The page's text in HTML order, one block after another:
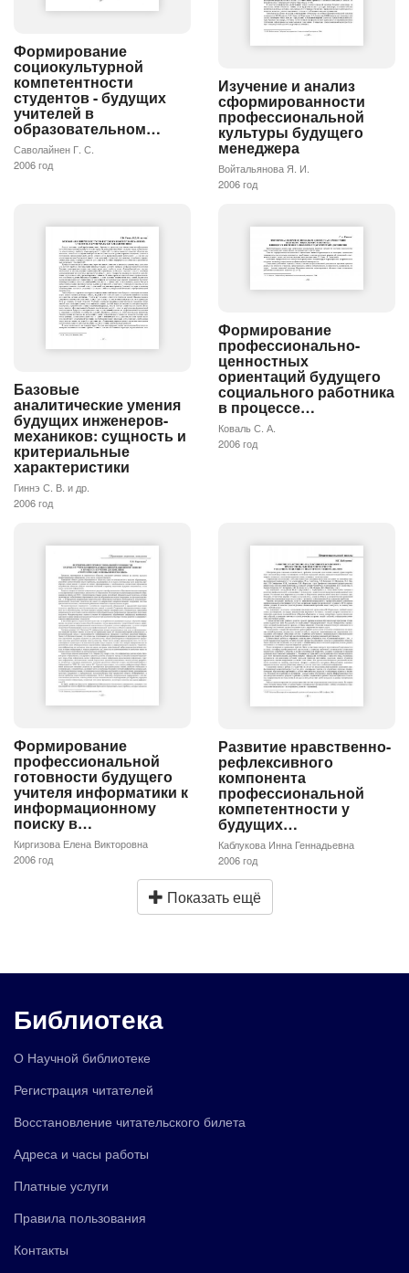
Формирование
социокультурной
компетентности
студентов - будущих
учителей в
образовательном…
Саволайнен Г. С.
2006 год
Изучение и анализ
сформированности
профессиональной
культуры будущего
менеджера
Войтальянова Я. И.
2006 год
Базовые
аналитические умения
будущих инженеров-
механиков: сущность и
критериальные
характеристики
Гиннэ С. В. и др.
2006 год
Формирование
профессионально-
ценностных
ориентаций будущего
социального работника
в процессе…
Коваль С. А.
2006 год
Формирование
профессиональной
готовности будущего
учителя информатики к
информационному
поиску в…
Киргизова Елена Викторовна
2006 год
Развитие нравственно-
рефлексивного
компонента
профессиональной
компетентности у
будущих…
Каблукова Инна Геннадьевна
2006 год
Показать ещё
Библиотека
О Научной библиотеке
Регистрация читателей
Восстановление читательского билета
Адреса и часы работы
Платные услуги
Правила пользования
Контакты